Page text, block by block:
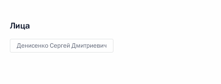
Лица
Денисенко Сергей Дмитриевич